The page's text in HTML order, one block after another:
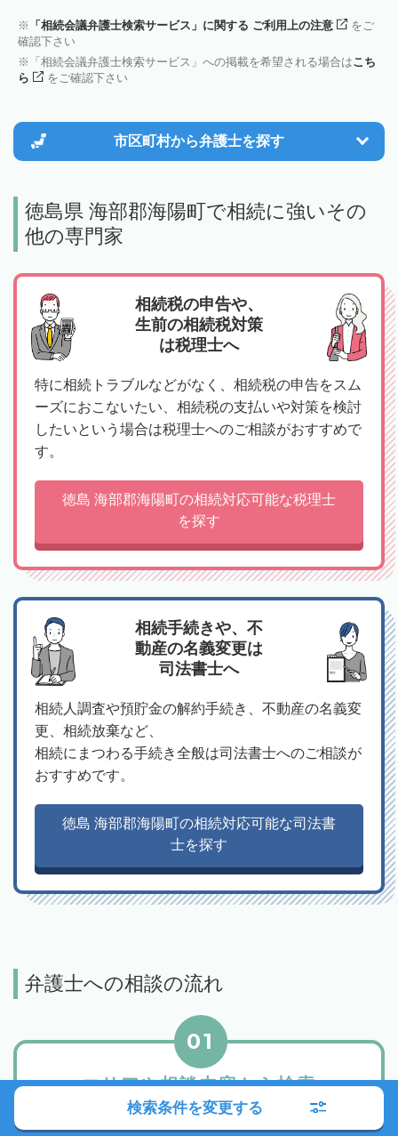
「相続会議弁護士検索サービス」に関する ご利用上の注意
をご
確認下さい
「相続会議弁護士検索サービス」への掲載を希望される場合はこち
ら
をご確認下さい
市区町村から弁護士を探す
徳島県 海部郡海陽町で相続に強いその
他の専門家
相続税の申告や、
生前の相続税対策
は税理士へ
特に相続トラブルなどがなく、相続税の申告をスム
ーズにおこないたい、相続税の支払いや対策を検討
したいという場合は税理士へのご相談がおすすめで
す。
徳島 海部郡海陽町の相続対応可能な税理士
を探す
相続手続きや、不
動産の名義変更は
司法書士へ
相続人調査や預貯金の解約手続き、不動産の名義変
更、相続放棄など、
相続にまつわる手続き全般は司法書士へのご相談が
おすすめです。
徳島 海部郡海陽町の相続対応可能な司法書
士を探す
弁護士への相談の流れ
エリアや相談内容から検索
01
検索条件を変更する